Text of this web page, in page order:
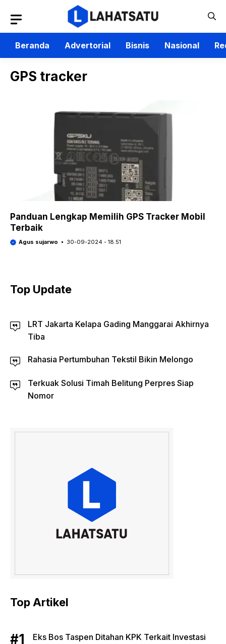
isi
Beranda
Advertorial Bisnis Nasional
GPS tracker
Panduan Lengkap Memilih GPS Tracker Mobil
Terbaik
Agus sujarwo 30-09-2024 - 18.51
Top Update
LRT Jakarta Kelapa Gading Manggarai Akhirnya
Tiba
Rahasia Pertumbuhan Tekstil Bikin Melongo
Terkuak Solusi Timah Belitung Perpres Siap
Nomor
Top Artikel
Eks Bos Taspen Ditahan KPK Terkait Investasi